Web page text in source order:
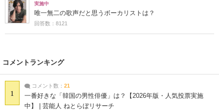
実施中
唯一無二の歌声だと思うボーカリストは？
回答数：8121
コメントランキング
1
コメント数： 21
一番好きな「韓国の男性俳優」は？【2026年版・人気投票実施
中】 | 芸能人 ねとらぼリサーチ